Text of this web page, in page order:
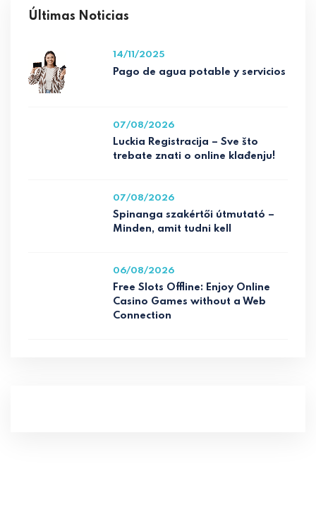
Últimas Noticias
14/11/2025
Pago de agua potable y servicios
07/08/2026
Luckia Registracija – Sve što
trebate znati o online klađenju!
07/08/2026
Spinanga szakértői útmutató –
Minden, amit tudni kell
06/08/2026
Free Slots Offline: Enjoy Online
Casino Games without a Web
Connection